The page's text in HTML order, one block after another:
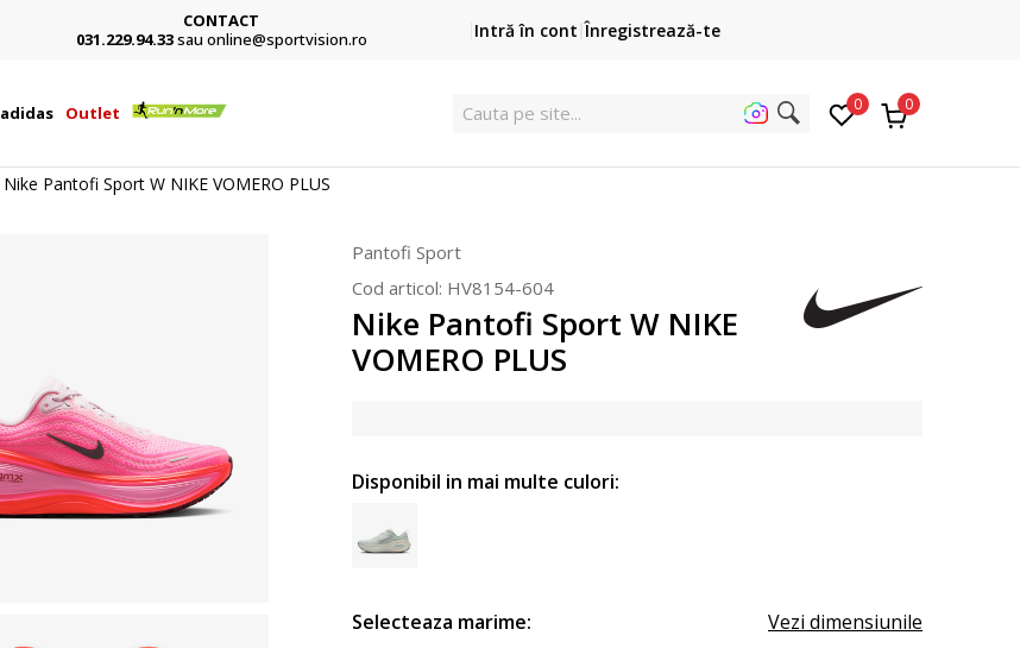
CONTACT
031.229.94.33sau online@sportvision.ro
Cumpără acum, plateste mai târziu
3 rate fără dobândă fără card de credit cu Klarna
Intră în cont Înregistrează-te
adidas Outlet Ca 0 0
Nike Pantofi Sport W NIKE VOMERO PLUS
Pantofi Sport
Cod articol: HV8154-604
Nike Pantofi Sport W NIKE
VOMERO PLUS
Disponibil in mai multe culori:
Selecteaza marime: Vezi dimensiunile